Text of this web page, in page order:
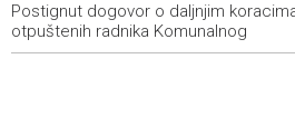
19:29
Španska krajnja ljevica i
Maroka kao suorganizatora SP 2030.
Postignut dogovor o daljnjim
otpuštenih radnika Komunalnog